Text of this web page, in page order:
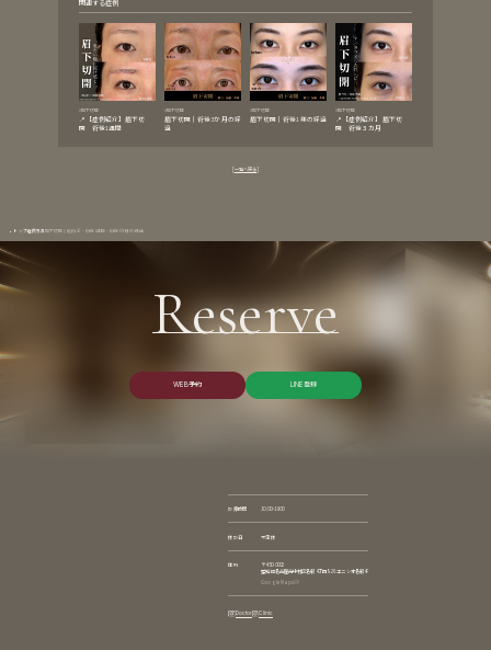
関連する症例
眉下切開
📍【症例紹介】眉下切
開 術後1週間
眉下切開
眉下切開｜術後3か月の経
過
眉下切開
眉下切開｜術後1年の経過
眉下切開
📍【症例紹介】眉下切
開 術後３カ月
一覧へ戻る
トップ症例写真 眉下切開｜施術前・術後1週間・術後3か月の経過
Reserve
WEB予約
LINE登録
診療時間 10:00~19:00
休診日 不定休
住所
〒450-0002
愛知県名古屋市中村区名駅4丁目8-26 エニシオ名駅4F
Google Maps
Doctor Clinic